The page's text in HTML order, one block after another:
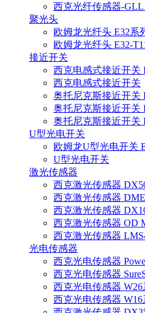
西克光纤传感器-
聚光头
欧姆龙光纤头 E32系
欧姆龙光纤头 E32-
接近开关
西克电感式接近开关
西克电感式接近开关
奥托尼克斯接近开关
奥托尼克斯接近开关
奥托尼克斯接近开关
U型光电开关
欧姆龙U型光电开关
U型光电开关
激光传感器
西克激光传感器
西克激光传感器
西克激光传感器
西克激光传感器 OD
西克激光传感器
光电传感器
西克光电传感器
西克光电传感器
西克光电传感器 W26
西克光电传感器 W16